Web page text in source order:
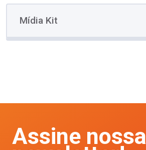
Mídia Kit
Assine nossa